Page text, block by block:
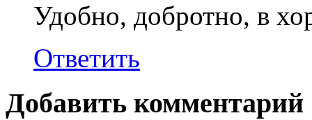
Удобно, добротно, в
Ответить
Добавить комментарий